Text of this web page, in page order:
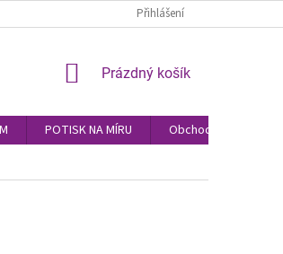
Přihlášení
NÁKUPNÍ
Prázdný košík
POTISK NA MÍRU
Obchodní podmínky